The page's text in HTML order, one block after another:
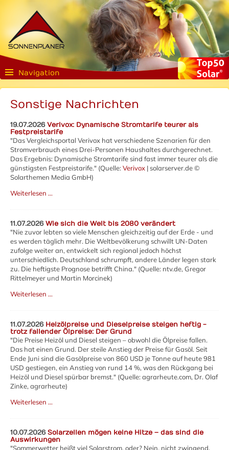
Navigation
Sonstige Nachrichten
19.07.2026 Verivox: Dynamische Stromtarife teurer als
Festpreistarife
"Das Vergleichsportal Verivox hat verschiedene Szenarien für den
Stromverbrauch eines Drei-Personen Haushaltes durchgerechnet.
Das Ergebnis: Dynamische Stromtarife sind fast immer teurer als die
günstigsten Festpreistarife." (Quelle:Verivox | solarserver.de ©
Solarthemen Media GmbH)
Weiterlesen …
11.07.2026 Wie sich die Welt bis 2080 verändert
"Nie zuvor lebten so viele Menschen gleichzeitig auf der Erde - und
es werden täglich mehr. Die Weltbevölkerung schwillt UN-Daten
zufolge weiter an, entwickelt sich regional jedoch höchst
unterschiedlich. Deutschland schrumpft, andere Länder legen stark
zu. Die heftigste Prognose betrifft China." (Quelle: ntv.de,Gregor
Rittelmeyer und Martin Morcinek)
Weiterlesen …
11.07.2026 Heizölpreise und Dieselpreise steigen heftig -
trotz fallender Ölpreise: Der Grund
"Die Preise Heizöl und Diesel steigen – obwohl die Ölpreise fallen.
Das hat einen Grund. Der steile Anstieg der Preise für Gasöl. Seit
Ende Juni sind die Gasölpreise von 860 USD je Tonne auf heute 981
USD gestiegen, ein Anstieg von rund 14 %, was den Rückgang bei
Heizöl und Diesel spürbar bremst." (Quelle: agrarheute.com, Dr. Olaf
Zinke, agrarheute)
Weiterlesen …
10.07.2026 Solarzellen mögen keine Hitze – das sind die
Auswirkungen
"Sommerwetter heißt viel Solarstrom, oder? Nein, nicht zwingend.